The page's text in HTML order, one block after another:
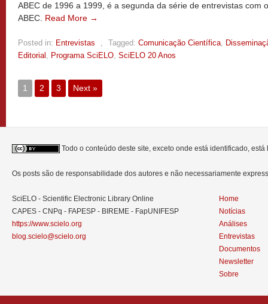
ABEC de 1996 a 1999, é a segunda da série de entrevistas com
ABEC. Read More →
Posted in: Entrevistas , Tagged: Comunicação Científica,
Editorial , Programa SciELO, SciELO 20 Anos
1 2 3 Next »
Todo o conteúdo deste site, exceto onde está identificado,
Os posts são de responsabilidade dos autores e não necessariamente
SciELO - Scientific Electronic Library Online
CAPES - CNPq - FAPESP - BIREME - FapUNIFESP
https://www.scielo.org
blog.scielo@scielo.org
Home
Notícias
Análises
Entrevistas
Documentos
Newsletter
Sobre